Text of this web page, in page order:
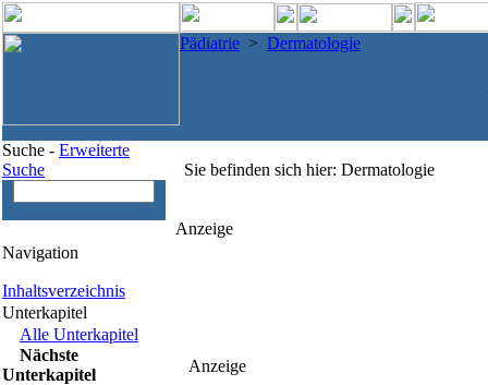
Pädiatrie > Dermatologie
Suche - Erweiterte
Suche
Navigation
Inhaltsverzeichnis
Unterkapitel
Alle Unterkapitel
Nächste
Unterkapitel
Sie befinden sich hier: Dermatologie
Anzeige
Anzeige